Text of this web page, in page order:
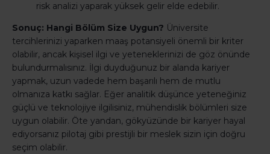
risk analizi yaparak yüksek gelir elde edebilir.
Sonuç: Hangi Bölüm Size Uygun? Üniversite
tercihlerinizi yaparken maaş potansiyeli önemli bir kriter
olabilir, ancak kişisel ilgi ve yeteneklerinizi de göz önünde
bulundurmalısınız. İlgi duyduğunuz bir alanda kariyer
yapmak, uzun vadede hem başarılı hem de mutlu
olmanıza katkı sağlar. Eğer analitik düşünce yeteneğiniz
güçlü ve teknolojiye ilgilisiniz, mühendislik bölümleri size
uygun olabilir. Öte yandan, gökyüzünde bir kariyer hayal
ediyorsanız pilotaj gibi prestijli bir meslek sizin için doğru
seçim olabilir.